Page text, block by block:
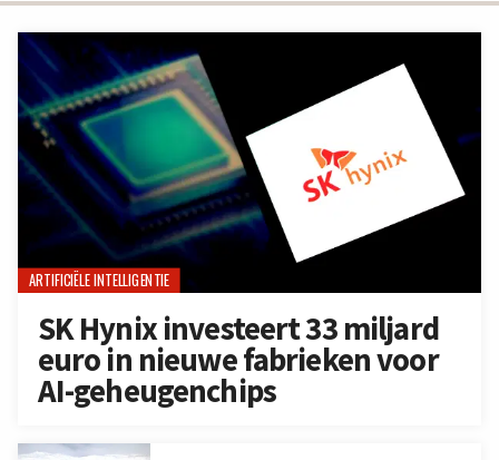
ARTIFICIËLE INTELLIGENTIE
SK Hynix investeert 33 miljard
euro in nieuwe fabrieken voor
AI-geheugenchips